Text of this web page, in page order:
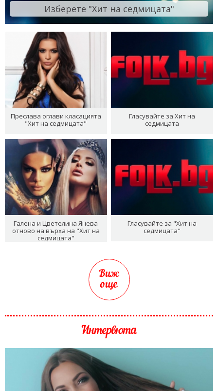
Изберете "Хит на седмицата"
Преслава оглави класацията
"Хит на седмицата"
Гласувайте за Хит на
седмицата
Галена и Цветелина Янева
отново на върха на "Хит на
седмицата"
Гласувайте за "Хит на
седмицата"
Виж
още
Интервюта